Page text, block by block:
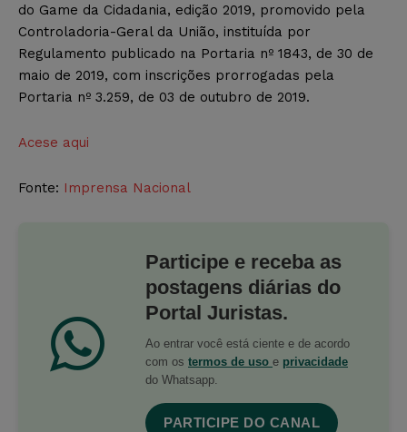
do Game da Cidadania, edição 2019, promovido pela
Controladoria-Geral da União, instituída por
Regulamento publicado na Portaria nº 1843, de 30 de
maio de 2019, com inscrições prorrogadas pela
Portaria nº 3.259, de 03 de outubro de 2019.
Acese aqui
Fonte: Imprensa Nacional
Participe e receba as
postagens diárias do
Portal Juristas.
Ao entrar você está ciente e de acordo
com os termos de uso e privacidade
do Whatsapp.
PARTICIPE DO CANAL